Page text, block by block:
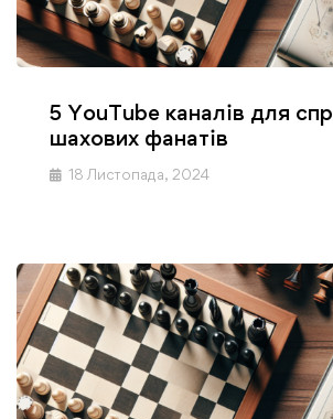
5 YouTube каналів для
шахових фанатів
18 Листопада, 2024